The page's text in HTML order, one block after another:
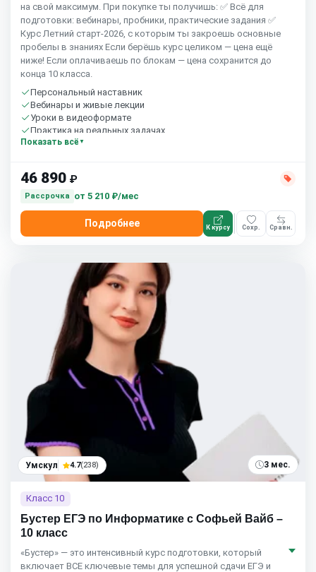
на свой максимум. При покупке ты получишь: ✅ Всё для
подготовки: вебинары, пробники, практические задания ✅
Курс Летний старт-2026, с которым ты закроешь основные
пробелы в знаниях Если берёшь курс целиком — цена ещё
ниже! Если оплачиваешь по блокам — цена сохранится до
конца 10 класса.
Персональный наставник
Вебинары и живые лекции
Уроки в видеоформате
Практика на реальных задачах
Домашние задания с проверкой
Показать всё
46 890 ₽
Рассрочка от 5 210 ₽/мес
Подробнее К курсу Сохр. Сравн.
Умскул 4.7(238) 3 мес.
Класс 10
Бустер ЕГЭ по Информатике с Софьей Вайб –
10 класс
«Бустер» — это интенсивный курс подготовки, который
включает ВСЕ ключевые темы для успешной сдачи ЕГЭ и